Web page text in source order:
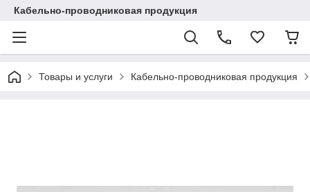
Кабельно-проводниковая продукция
Товары и услуги Кабельно-проводниковая продукция